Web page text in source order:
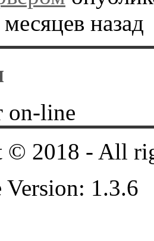
назад
on-line
© 2018 - All
1.3.6